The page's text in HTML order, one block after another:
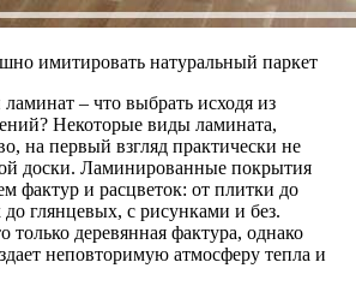
имитировать натуральный паркет
– что выбрать исходя из
Некоторые виды ламината,
на первый взгляд практически не
доски. Ламинированные покрытия
фактур и расцветок: от плитки до
глянцевых, с рисунками и без.
только деревянная фактура, однако
неповторимую атмосферу тепла и